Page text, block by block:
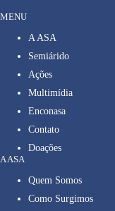
MENU
A ASA
Semiárido
Ações
Multimídia
Enconasa
Contato
Doações
A ASA
Quem Somos
Como Surgimos